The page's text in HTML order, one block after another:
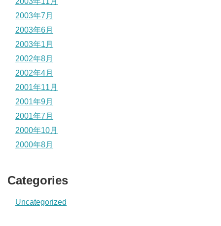
2003年7月
2003年6月
2003年1月
2002年8月
2002年4月
2001年11月
2001年9月
2001年7月
2000年10月
2000年8月
Categories
Uncategorized